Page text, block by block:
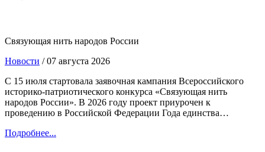
Связующая нить народов России
Новости / 07 августа 2026
С 15 июля стартовала заявочная кампания Всероссийского
историко-патриотического конкурса «Связующая нить
народов России». В 2026 году проект приурочен к
проведению в Российской Федерации Года единства…
Подробнее...